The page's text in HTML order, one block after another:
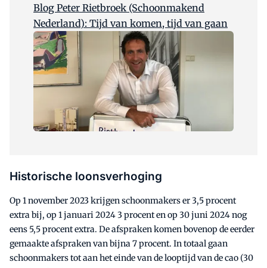
Blog Peter Rietbroek (Schoonmakend
Nederland): Tijd van komen, tijd van gaan
Historische loonsverhoging
Op 1 november 2023 krijgen schoonmakers er 3,5 procent
extra bij, op 1 januari 2024 3 procent en op 30 juni 2024 nog
eens 5,5 procent extra. De afspraken komen bovenop de eerder
gemaakte afspraken van bijna 7 procent. In totaal gaan
schoonmakers tot aan het einde van de looptijd van de cao (30